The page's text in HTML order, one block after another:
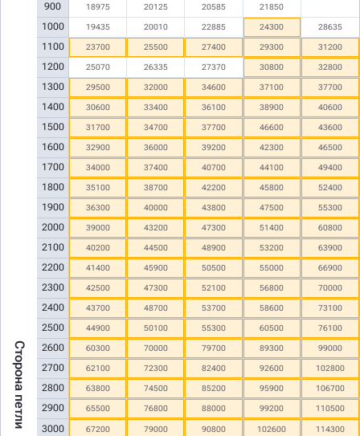
Сторона петли
900
1000
1100
1200
1300
1400
1500
1600
1700
1800
1900
2000
2100
2200
2300
2400
2500
2600
2700
2800
2900
3000
18975 20125 20585 21850
19435 20010 22885 24300 28635
23700 25500 27400 29300 31200
25070 26335 27370 30800 32800
29500 32000 34600 37100 37700
30600 33400 36100 38900 40600
31700 34700 37700 46600 43600
32900 36000 39200 42300 46500
34000 37400 40700 44100 49400
35100 38700 42200 45800 52400
36300 40000 43800 47500 55300
39000 43200 47300 51400 60800
40200 44500 48900 53200 63900
41400 45900 50500 55000 66900
42500 47300 52100 56800 70000
43700 48700 53700 58600 73100
44900 50100 55300 60500 76100
60300 70000 79700 89300 99000
62100 72300 82400 92600 102800
63800 74500 85200 95900 106700
65500 76800 88000 99200 110500
67200 79000 90800 102600 114300